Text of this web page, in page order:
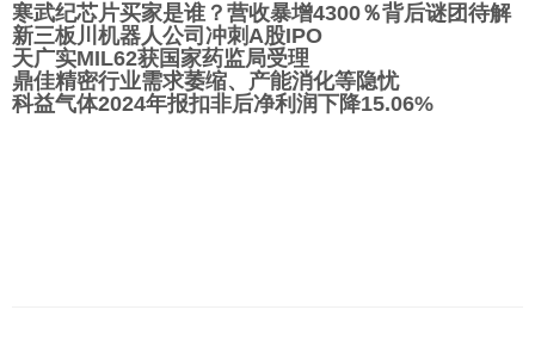
寒武纪芯片买家是谁？营收暴增4300％背后谜团待解
新三板川机器人公司冲刺A股IPO
天广实MIL62获国家药监局受理
鼎佳精密行业需求萎缩、产能消化等隐忧
科益气体2024年报扣非后净利润下降15.06%